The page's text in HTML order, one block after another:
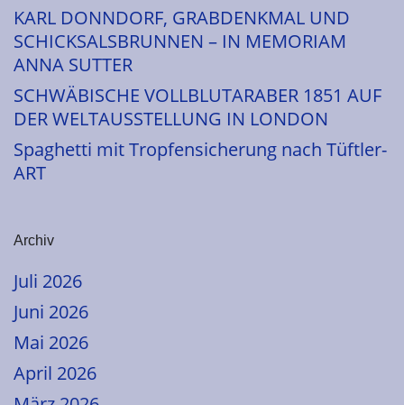
KARL DONNDORF, GRABDENKMAL UND
SCHICKSALSBRUNNEN – IN MEMORIAM
ANNA SUTTER
SCHWÄBISCHE VOLLBLUTARABER 1851 AUF
DER WELTAUSSTELLUNG IN LONDON
Spaghetti mit Tropfensicherung nach Tüftler-
ART
Archiv
Juli 2026
Juni 2026
Mai 2026
April 2026